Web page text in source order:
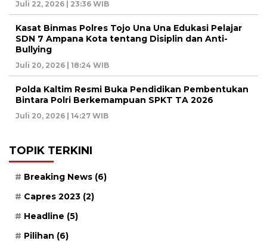
Juli 22, 2026 | 23:36 WIB
Kasat Binmas Polres Tojo Una Una Edukasi Pelajar
SDN 7 Ampana Kota tentang Disiplin dan Anti-
Bullying
Juli 20, 2026 | 18:24 WIB
Polda Kaltim Resmi Buka Pendidikan Pembentukan
Bintara Polri Berkemampuan SPKT TA 2026
Juli 20, 2026 | 14:27 WIB
TOPIK TERKINI
Breaking News (6)
Capres 2023 (2)
Headline (5)
Pilihan (6)